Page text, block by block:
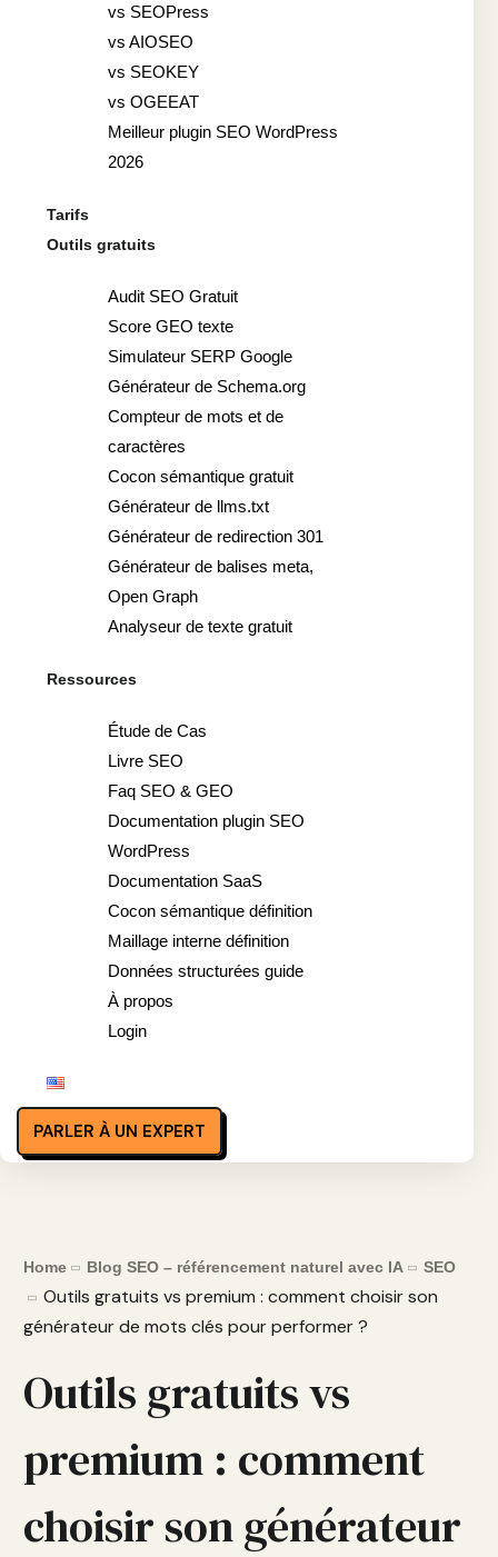
vs SEOPress
vs AIOSEO
vs SEOKEY
vs OGEEAT
Meilleur plugin SEO WordPress
2026
Tarifs
Outils gratuits
Audit SEO Gratuit
Score GEO texte
Simulateur SERP Google
Générateur de Schema.org
Compteur de mots et de
caractères
Cocon sémantique gratuit
Générateur de llms.txt
Générateur de redirection 301
Générateur de balises meta,
Open Graph
Analyseur de texte gratuit
Ressources
Étude de Cas
Livre SEO
Faq SEO & GEO
Documentation plugin SEO
WordPress
Documentation SaaS
Cocon sémantique définition
Maillage interne définition
Données structurées guide
À propos
Login
PARLER À UN EXPERT
Home Blog SEO – référencement naturel avec IA SEO
Outils gratuits vs premium : comment choisir son
générateur de mots clés pour performer ?
Outils gratuits vs
premium : comment
choisir son générateur